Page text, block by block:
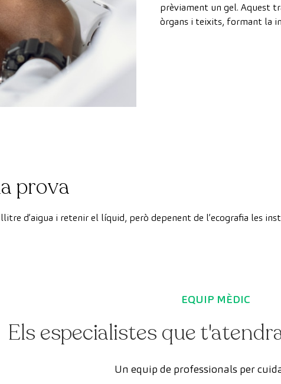
prèviament un gel. Aquest
òrgans i teixits, formant la
prova
d’aigua i retenir el líquid, però depenent de l’ecografia les
EQUIP MÈDIC
Els especialistes que
Un equip de professionals per